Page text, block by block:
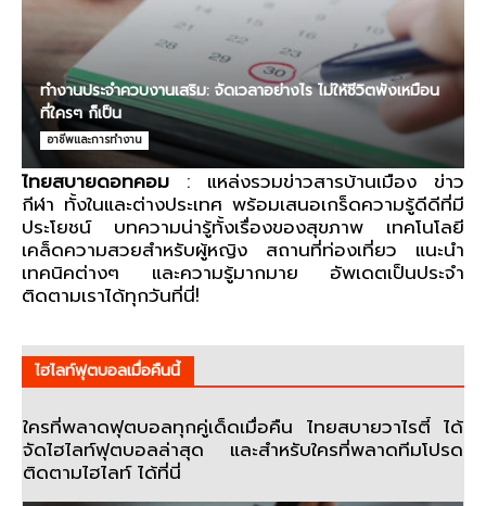
ทำงานประจำควบงานเสริม: จัดเวลาอย่างไร ไม่ให้ชีวิตพังเหมือน
ที่ใครๆ ก็เป็น
อาชีพและการทำงาน
ไทยสบายดอทคอม : แหล่งรวมข่าวสารบ้านเมือง ข่าว
กีฬา ทั้งในและต่างประเทศ พร้อมเสนอเกร็ดความรู้ดีดีที่มี
ประโยชน์ บทความน่ารู้ทั้งเรื่องของสุขภาพ เทคโนโลยี
เคล็ดความสวยสำหรับผู้หญิง สถานที่ท่องเที่ยว แนะนำ
เทคนิคต่างๆ และความรู้มากมาย อัพเดตเป็นประจำ
ติดตามเราได้ทุกวันที่นี่!
ไฮไลท์ฟุตบอลเมื่อคืนนี้
ใครที่พลาดฟุตบอลทุกคู่เด็ดเมื่อคืน ไทยสบายวาไรตี้ ได้
จัดไฮไลท์ฟุตบอลล่าสุด และสำหรับใครที่พลาดทีมโปรด
ติดตามไฮไลท์ ได้ที่นี่